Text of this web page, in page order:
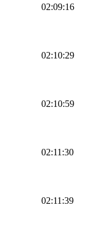
02:09:16
02:10:29
02:10:59
02:11:30
02:11:39